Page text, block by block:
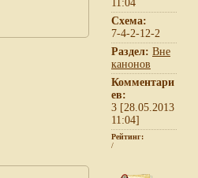
11:04
Схема:
7-4-2-12-2
Раздел: Вне
канонов
Комментари
ев:
3 [28.05.2013
11:04]
Рейтинг:
/